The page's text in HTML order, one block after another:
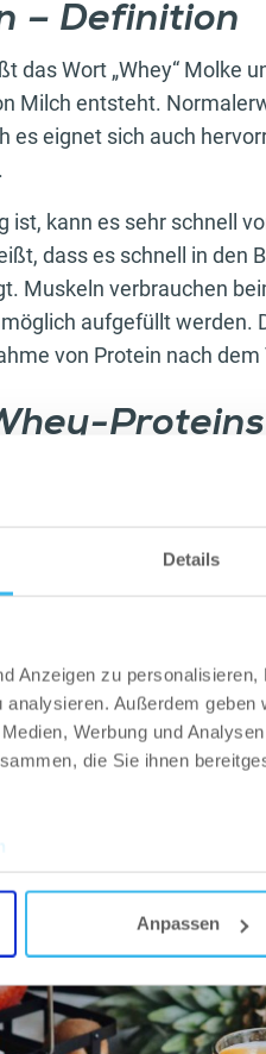
Details
Anzeigen zu
Außerdem
Werbung und
die Sie ihnen
Anpassen
– Definition
das Wort „Whey“ Molke
Milch entsteht.
es eignet sich auch
ist, kann es sehr schnell
dass es schnell in den
Muskeln verbrauchen
aufgefüllt werden.
von Protein nach
Proteins
schnell verdaut werden
wichtig, damit sie stark
den Aufbau und Erhalt
Blutdruck.